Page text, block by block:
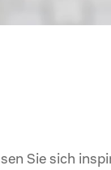
Sie sich